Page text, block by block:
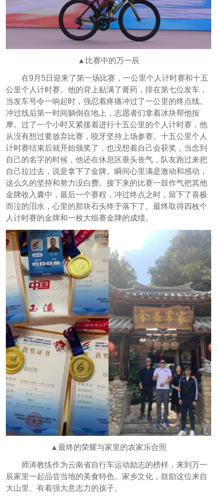
▲比赛中的万一辰
在9月5日迎来了第一场比赛，一公里个人计时赛和十五
公里个人计时赛。他的背上贴满了膏药，排在第七位发车，
当发车号令一响起时，强忍着疼痛冲过了一公里的终点线。
冲过线后第一时间躺倒在地上，志愿者们拿着冰块帮他按
摩。过了一个小时又紧接着进行十五公里的个人计时赛，他
从没有想过要放弃比赛，咬牙坚持上场参赛。十五公里个人
计时赛结束后就开始颁奖了，也没想着自己会获奖，当念到
自己的名字的时候，他还在休息区垂头丧气，队友跑过来把
自己拉过去，说是拿下了金牌。瞬间心里满是激动和感动，
这么久的坚持和努力没白费。接下来的比赛一鼓作气把其他
金牌收入囊中，最后一个赛程，冲过终点之时，留下了喜极
而泣的泪水，心里的那块石头终于落下了。最终取得四枚个
人计时赛的金牌和一枚大组赛金牌的成绩。
▲最终的荣耀与家里的农家乐合照
师涛教练作为云南省自行车运动励志的榜样，来到万一
辰家里一起品尝当地的美食特色、家乡文化，鼓励这位来自
大山里、有着强大意志力的孩子。